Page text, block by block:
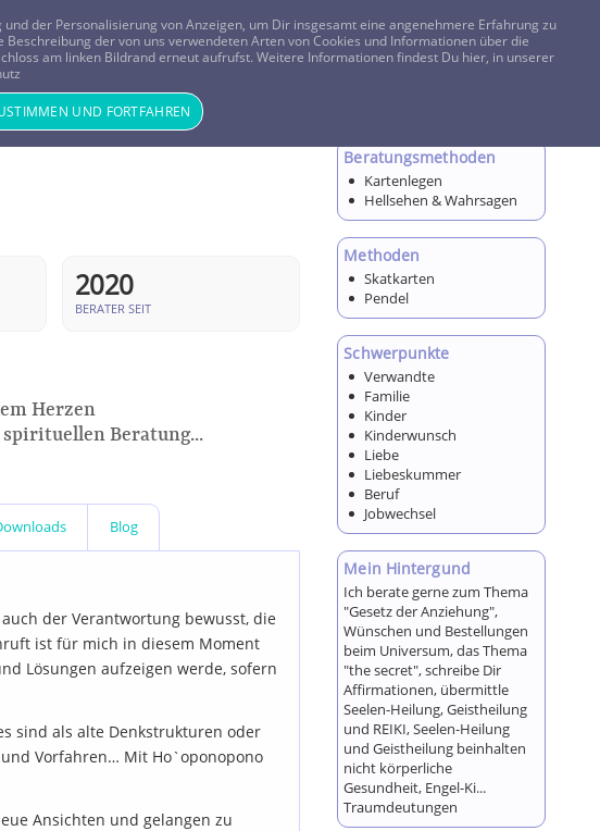
FRAGEN? KOSTENLOS ANRUFEN: 0800-8478266
Horoskope Tageskarte Magazin ANMELDEN REGISTRIEREN
2020
BERATER SEIT
Herzen
Beratung...
Blog
der Verantwortung bewusst, die
ist für mich in diesem Moment
Lösungen aufzeigen werde, sofern
sind als alte Denkstrukturen oder
Vorfahren… Mit Ho`oponopono
Ansichten und gelangen zu
Beratungsmethoden
Kartenlegen
Hellsehen & Wahrsagen
Methoden
Skatkarten
Pendel
Schwerpunkte
Verwandte
Familie
Kinder
Kinderwunsch
Liebe
Liebeskummer
Beruf
Jobwechsel
Mein Hintergund
Ich berate gerne zum Thema
"Gesetz der Anziehung",
Wünschen und Bestellungen
beim Universum, das Thema
"the secret", schreibe Dir
Affirmationen, übermittle
Seelen-Heilung, Geistheilung
und REIKI, Seelen-Heilung
und Geistheilung beinhalten
nicht körperliche
Gesundheit, Engel-Ki...
Traumdeutungen
der Personalisierung von Anzeigen, um Dir insgesamt eine angenehmere Erfahrung zu
der von uns verwendeten Arten von Cookies und Informationen über die
am linken Bildrand erneut aufrufst. Weitere Informationen findest Du hier, in unserer
UND FORTFAHREN